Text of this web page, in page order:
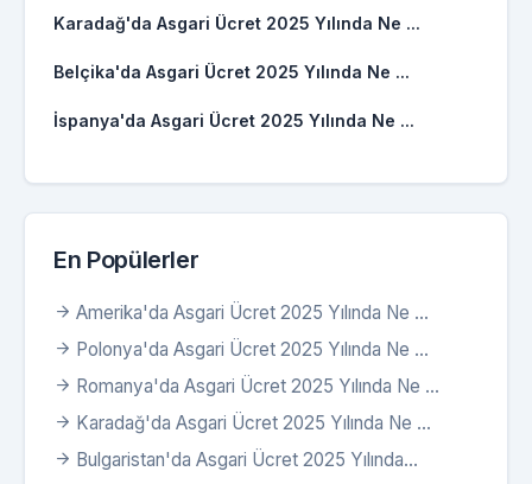
Karadağ'da Asgari Ücret 2025 Yılında Ne ...
Belçika'da Asgari Ücret 2025 Yılında Ne ...
İspanya'da Asgari Ücret 2025 Yılında Ne ...
En Popülerler
Amerika'da Asgari Ücret 2025 Yılında Ne ...
Polonya'da Asgari Ücret 2025 Yılında Ne ...
Romanya'da Asgari Ücret 2025 Yılında Ne ...
Karadağ'da Asgari Ücret 2025 Yılında Ne ...
Bulgaristan'da Asgari Ücret 2025 Yılında...